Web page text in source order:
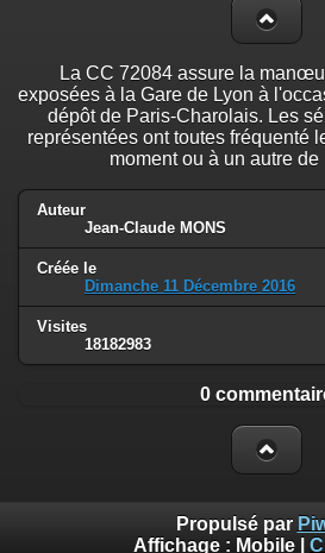
La CC 72084 assure la
exposées à la Gare de Lyon à
dépôt de Paris-Charolais. Les
représentées ont toutes fréquenté
moment ou à un autre de
Auteur
Jean-Claude MONS
Créée le
Dimanche 11 Décembre 2016
Visites
18182983
0
Propulsé par
Affichage : Mobile